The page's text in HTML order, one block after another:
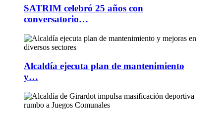
SATRIM celebró 25 años con
conversatorio…
Alcaldía ejecuta plan de mantenimiento
y…